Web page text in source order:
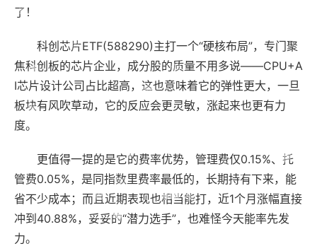
了！
科创芯片ETF(588290)主打一个“硬核布局”，专门聚
焦科创板的芯片企业，成分股的质量不用多说——CPU+A
I芯片设计公司占比超高，这也意味着它的弹性更大，一旦
板块有风吹草动，它的反应会更灵敏，涨起来也更有力
度。
更值得一提的是它的费率优势，管理费仅0.15%、托
管费0.05%，是同指数里费率最低的，长期持有下来，能
省不少成本；而且近期表现也相当能打，近1个月涨幅直接
冲到40.88%，妥妥的“潜力选手”，也难怪今天能率先发
力。